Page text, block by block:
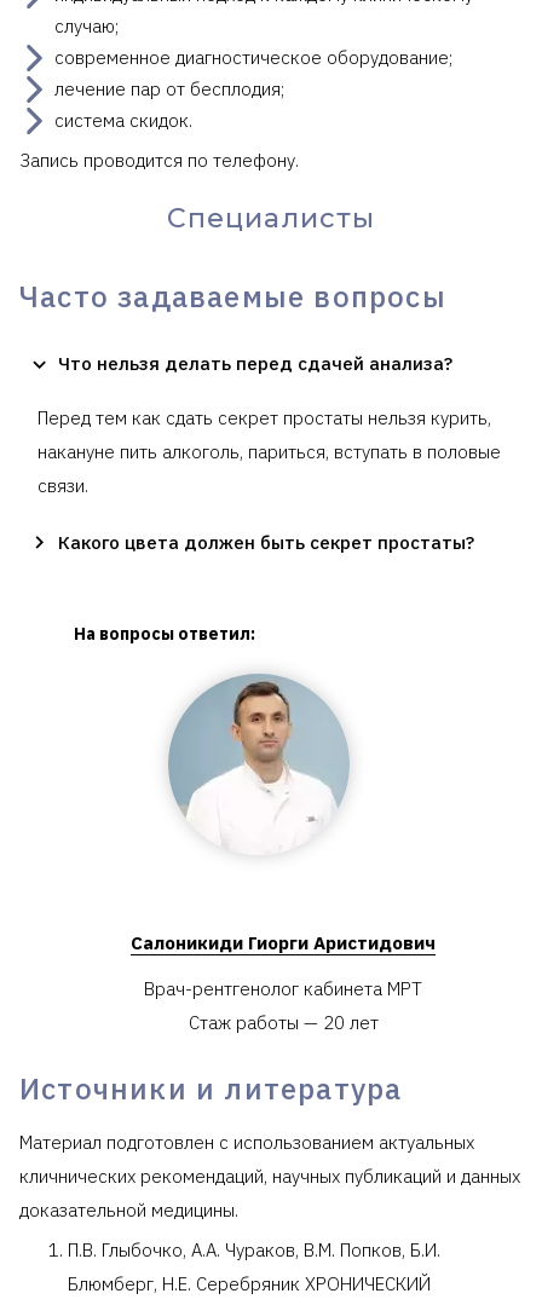
случаю;
современное диагностическое оборудование;
лечение пар от бесплодия;
система скидок.
Запись проводится по телефону.
Специалисты
Часто задаваемые вопросы
Что нельзя делать перед сдачей анализа?
Перед тем как сдать секрет простаты нельзя курить,
накануне пить алкоголь, париться, вступать в половые
связи.
Какого цвета должен быть секрет простаты?
На вопросы ответил:
Салоникиди Гиорги Аристидович
Врач-рентгенолог кабинета МРТ
Стаж работы — 20 лет
Источники и литература
Материал подготовлен с использованием актуальных
кличнических рекомендаций, научных публикаций и данных
доказательной медицины.
П.В. Глыбочко, А.А. Чураков, В.М. Попков, Б.И.
Блюмберг, Н.Е. Серебряник ХРОНИЧЕСКИЙ